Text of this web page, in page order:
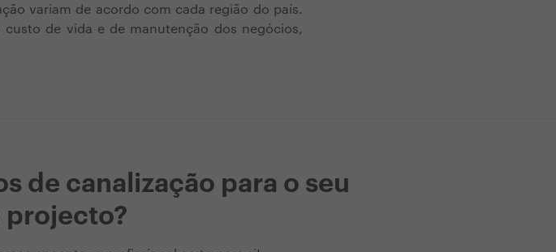
variam de acordo com cada região do país.
de vida e de manutenção dos negócios,
de canalização para o seu
projecto?